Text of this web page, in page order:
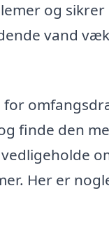
og
vand
for
finde den
Her er